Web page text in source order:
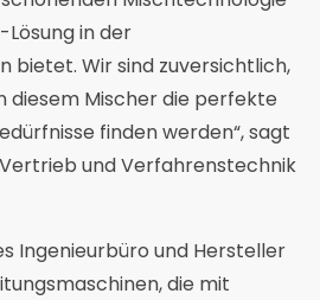
in der
bietet. Wir sind zuversichtlich,
diesem Mischer die perfekte
finden werden“, sagt
und Verfahrenstechnik
Ingenieurbüro und Hersteller
die mit